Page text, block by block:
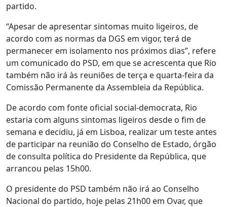
partido.
“Apesar de apresentar sintomas muito ligeiros, de
acordo com as normas da DGS em vigor, terá de
permanecer em isolamento nos próximos dias”, refere
um comunicado do PSD, em que se acrescenta que Rio
também não irá às reuniões de terça e quarta-feira da
Comissão Permanente da Assembleia da República.
De acordo com fonte oficial social-democrata, Rio
estaria com alguns sintomas ligeiros desde o fim de
semana e decidiu, já em Lisboa, realizar um teste antes
de participar na reunião do Conselho de Estado, órgão
de consulta política do Presidente da República, que
arrancou pelas 15h00.
O presidente do PSD também não irá ao Conselho
Nacional do partido, hoje pelas 21h00 em Ovar, que